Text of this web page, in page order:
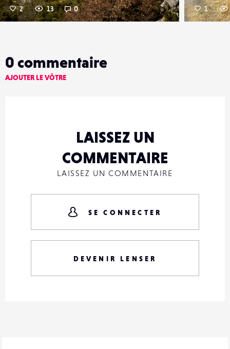
2 13 0 1
0 commentaire
AJOUTER LE VÔTRE
LAISSEZ UN
COMMENTAIRE
LAISSEZ UN COMMENTAIRE
SE CONNECTER
DEVENIR LENSER